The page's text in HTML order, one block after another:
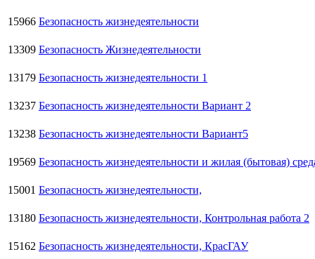
15966 Безопасность жизнедеятельности
13309 Безопасность Жизнедеятельности
13179 Безопасность жизнедеятельности 1
13237 Безопасность жизнедеятельности Вариант 2
13238 Безопасность жизнедеятельности Вариант5
19569 Безопасность жизнедеятельности и жилая (бытовая)
15001 Безопасность жизнедеятельности,
13180 Безопасность жизнедеятельности, Контрольная работа 2
15162 Безопасность жизнедеятельности, КрасГАУ